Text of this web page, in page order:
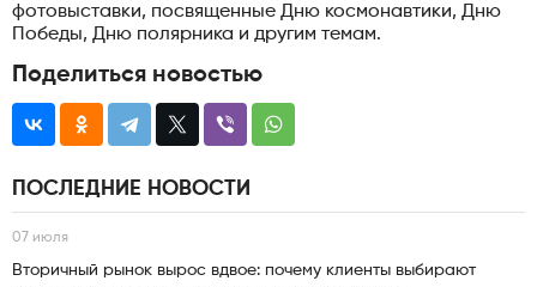
фотовыставки, посвященные Дню космонавтики, Дню
Победы, Дню полярника и другим темам.
Поделиться новостью
ПОСЛЕДНИЕ НОВОСТИ
07 июля
Вторичный рынок вырос вдвое: почему клиенты выбирают